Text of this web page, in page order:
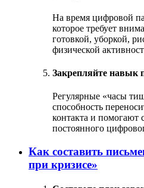
На время цифровой
которое требует
готовкой, уборкой,
физической
Закрепляйте навык
Регулярные «часы
способность
контакта и помогают
постоянного
Как составить
при кризисе»